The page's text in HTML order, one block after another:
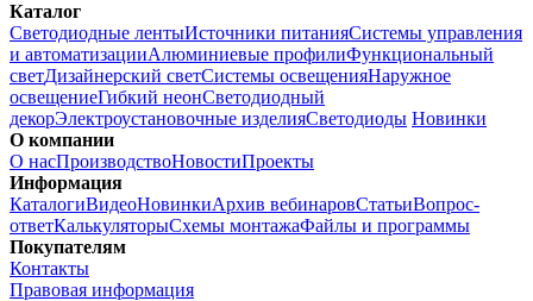
Каталог
Светодиодные лентыИсточники питанияСистемы управления
и автоматизацииАлюминиевые профилиФункциональный
светДизайнерский светСистемы освещенияНаружное
освещениеГибкий неонСветодиодный
декорЭлектроустановочные изделияСветодиоды Новинки
О компании
О насПроизводствоНовостиПроекты
Информация
КаталогиВидеоНовинкиАрхив вебинаровСтатьиВопрос-
ответКалькуляторыСхемы монтажаФайлы и программы
Покупателям
Контакты
Правовая информация